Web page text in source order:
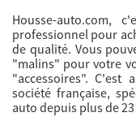
Housse-auto.com,
professionnel pour
de qualité. Vous
"malins" pour votre
"accessoires". C'est
société française,
auto depuis plus de 23